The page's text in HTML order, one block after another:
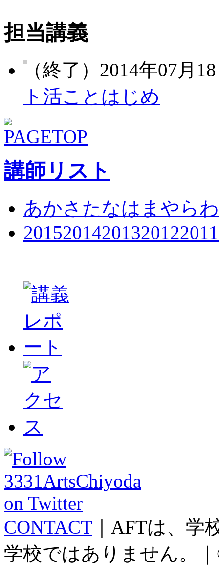
担当講義
（終了）2014年07月
ト活ことはじめ
講師リスト
あかさ たなは ま や らわ
20152014201320122011
CONTACT ｜AFTは、
学校ではありません。